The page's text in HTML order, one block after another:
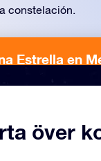
constelación.
Estrella en
över